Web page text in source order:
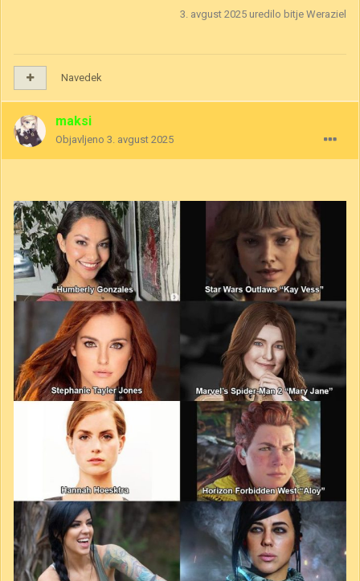
3. avgust 2025 uredilo bitje Weraziel
Navedek
maksi
Objavljeno 3. avgust 2025